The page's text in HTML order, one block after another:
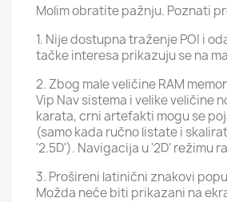
Molim obratite pažnju. Poznati
1. Nije dostupna traženje POI i
tačke interesa prikazuju se na
2. Zbog male veličine RAM
Vip Nav sistema i velike veličine
karata, crni artefakti mogu se
(samo kada ručno listate i
'2.5D'). Navigacija u '2D' režimu
3. Prošireni latinični znakovi poput
Možda neće biti prikazani na